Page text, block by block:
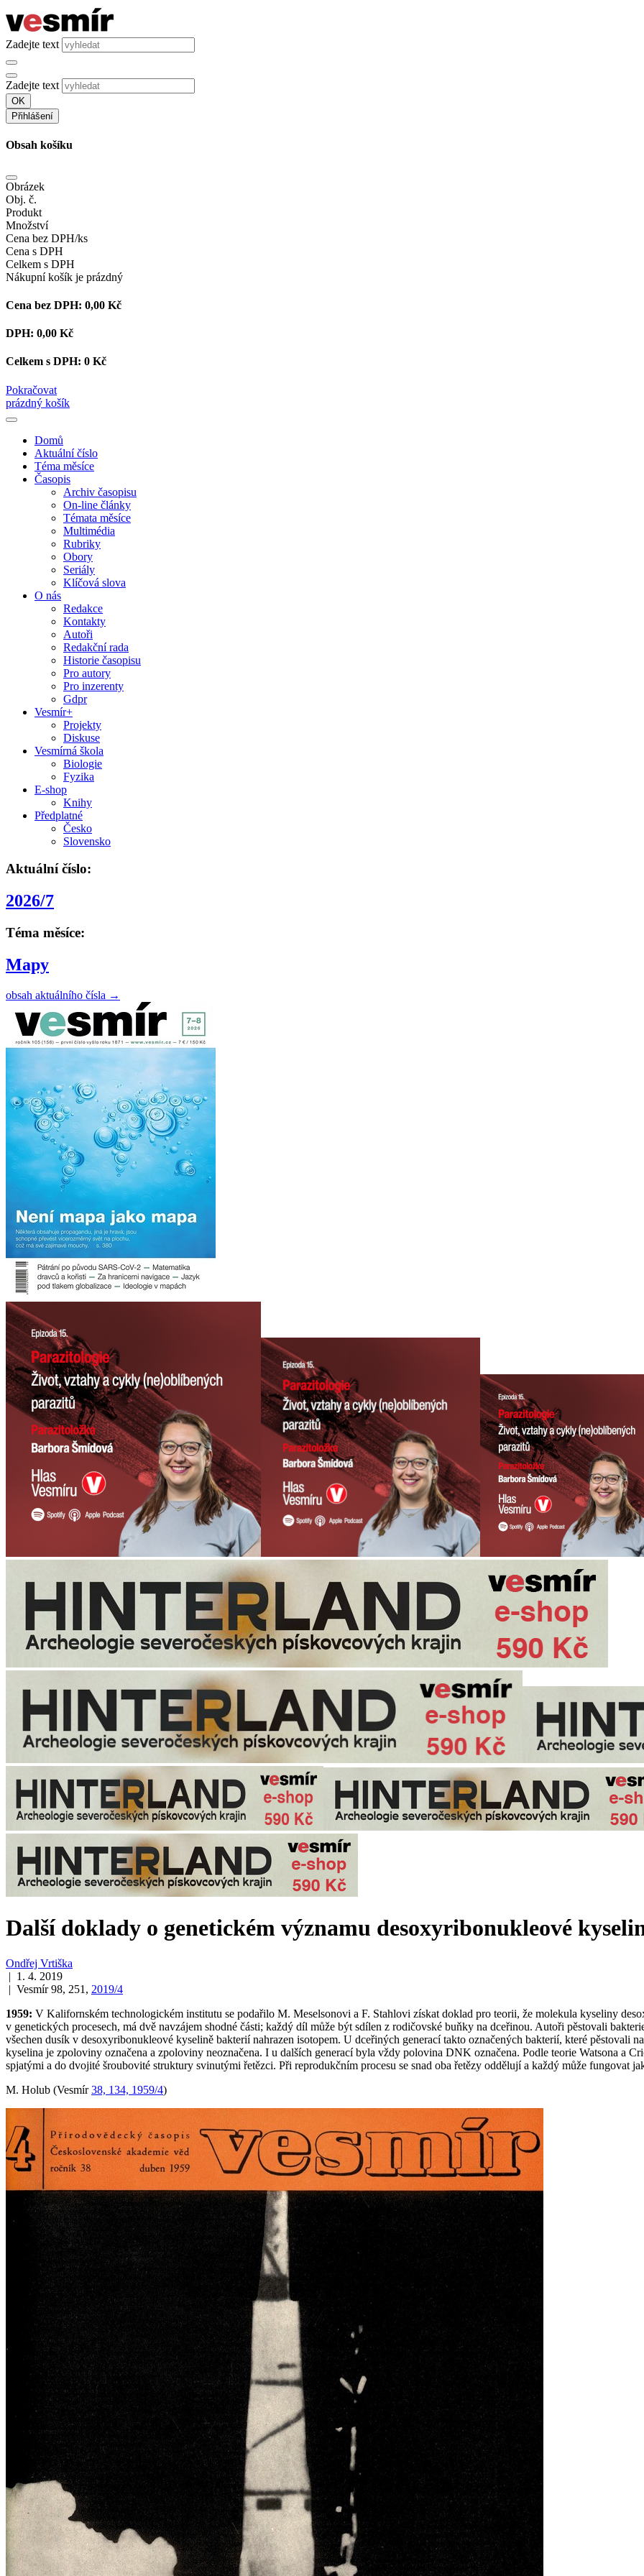
Zadejte text
Zadejte text
OK
Přihlášení
Obsah košíku
Obrázek
Obj. č.
Produkt
Množství
Cena bez DPH/ks
Cena s DPH
Celkem s DPH
Nákupní košík je prázdný
Cena bez DPH: 0,00 Kč
DPH: 0,00 Kč
Celkem s DPH: 0 Kč
Pokračovat
prázdný košík
Domů
Aktuální číslo
Téma měsíce
Časopis
Archiv časopisu
On-line články
Témata měsíce
Multimédia
Rubriky
Obory
Seriály
Klíčová slova
O nás
Redakce
Kontakty
Autoři
Redakční rada
Historie časopisu
Pro autory
Pro inzerenty
Gdpr
Vesmír+
Projekty
Diskuse
Vesmírná škola
Biologie
Fyzika
E-shop
Knihy
Předplatné
Česko
Slovensko
Aktuální číslo:
2026/7
Téma měsíce:
Mapy
obsah aktuálního čísla →
Další doklady o genetickém významu desoxyribonukleové
Ondřej Vrtiška
| 1. 4. 2019
| Vesmír 98, 251, 2019/4
1959: V Kalifornském technologickém institutu se podařilo M. Meselsonovi a F. Stahlovi získat doklad pro teorii, že molekula kyseliny
v genetických procesech, má dvě navzájem shodné části; každý díl může být sdílen z rodičovské buňky na dceřinou. Autoři pěstovali
všechen dusík v desoxyribonukleové kyselině bakterií nahrazen isotopem. U dceřiných generací takto označených bakterií, které pěstovali
kyselina je zpoloviny označena a zpoloviny neoznačena. I u dalších generací byla vždy polovina DNK označena. Podle teorie Watsona a
spjatými a do dvojité šroubovité struktury svinutými řetězci. Při reprodukčním procesu se snad oba řetězy oddělují a každý může fungovat
M. Holub (Vesmír38, 134, 1959/4)